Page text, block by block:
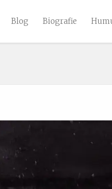
Blog Biografie